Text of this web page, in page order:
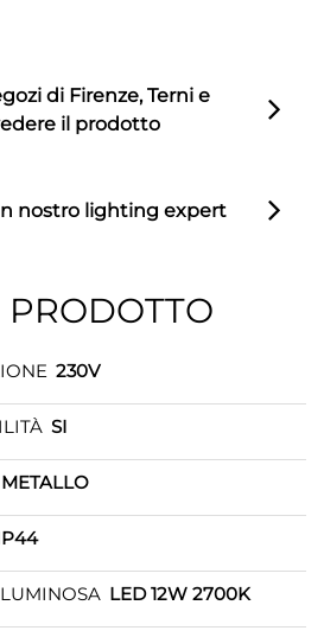
di Firenze, Terni e
il prodotto
nostro lighting expert
PRODOTTO
230V
SI
METALLO
LED 12W 2700K